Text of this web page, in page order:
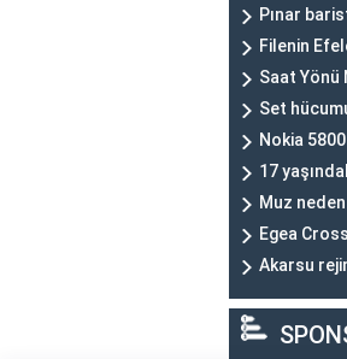
Pınar
Filenin
Saat Yönü
Set
Nokia 5800
17
Muz
Egea
Akarsu